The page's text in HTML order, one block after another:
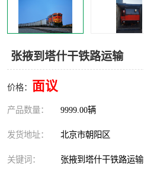
张掖到塔什干铁路运输
价格： 面议
产品数量： 9999.00辆
发货地址： 北京市朝阳区
关键词： 张掖到塔什干铁路运输